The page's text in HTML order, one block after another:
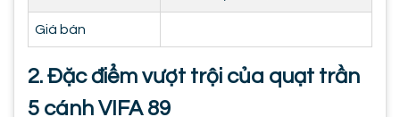
Giá bán
2. Đặc điểm vượt trội của quạt trần
5 cánh VIFA 89